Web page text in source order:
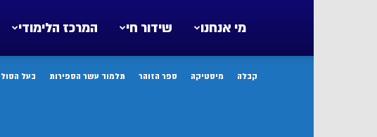
המרכז הלימודי שידור חי מי אנחנו
קבלה מיסטיקה ספר הזוהר תלמוד עשר הספירות בעל